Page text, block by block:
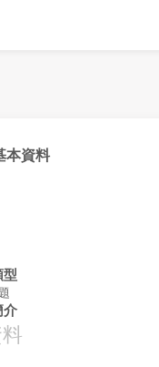
本資料
介